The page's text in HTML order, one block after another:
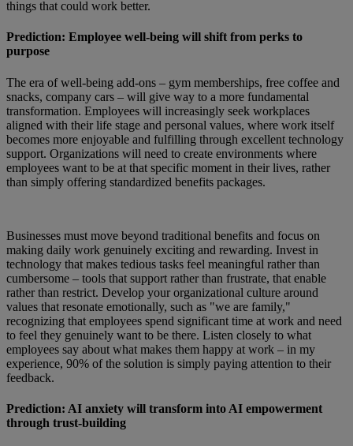
things that could work better.
Prediction: Employee well-being will shift from perks to
purpose
The era of well-being add-ons – gym memberships, free coffee and
snacks, company cars – will give way to a more fundamental
transformation. Employees will increasingly seek workplaces
aligned with their life stage and personal values, where work itself
becomes more enjoyable and fulfilling through excellent technology
support. Organizations will need to create environments where
employees want to be at that specific moment in their lives, rather
than simply offering standardized benefits packages.
Businesses must move beyond traditional benefits and focus on
making daily work genuinely exciting and rewarding. Invest in
technology that makes tedious tasks feel meaningful rather than
cumbersome – tools that support rather than frustrate, that enable
rather than restrict. Develop your organizational culture around
values that resonate emotionally, such as "we are family,"
recognizing that employees spend significant time at work and need
to feel they genuinely want to be there. Listen closely to what
employees say about what makes them happy at work – in my
experience, 90% of the solution is simply paying attention to their
feedback.
Prediction: AI anxiety will transform into AI empowerment
through trust-building